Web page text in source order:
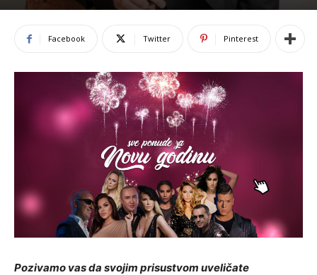
Facebook Twitter Pinterest
Pozivamo vas da svojim prisustvom uveličate